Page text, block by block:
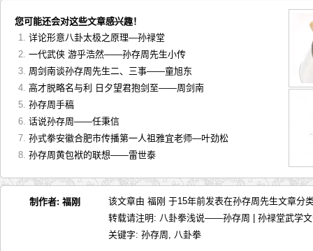
您可能还会对这些文章感兴趣！
详论形意八卦太极之原理—孙禄堂
一代武侠 游乎浩然——孙存周先生小传
周剑南谈孙存周先生二、三事——童旭东
高才脱略名与利 日夕望君抱剑至——周剑南
孙存周手稿
话说孙存周——任秉信
孙式拳安徽合肥市传播第一人祖雅宜老师—叶劲松
孙存周黄包袱的联想——雷世泰
制作者: 福刚 该文章由 福刚 于15年前发表在孙存周先生文章分
转载请注明: 八卦拳浅说——孙存周 | 孙禄堂武学
关键字: 孙存周 , 八卦拳